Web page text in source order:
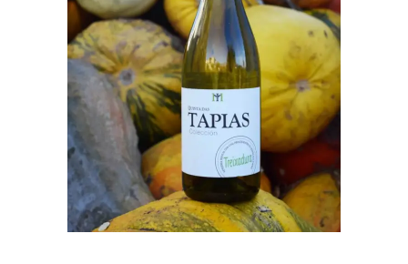
ENGADIR AO CARRO